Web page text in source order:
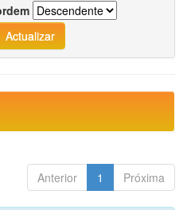
Anterior 1 Próxima